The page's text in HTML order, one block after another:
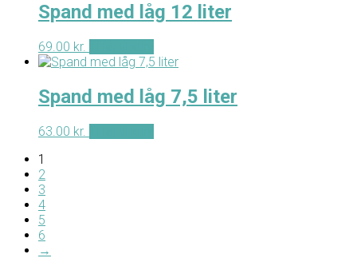
Spand med låg 12 liter
69.00 kr.
Spand med låg 7,5 liter
63.00 kr.
1
2
3
4
5
6
→